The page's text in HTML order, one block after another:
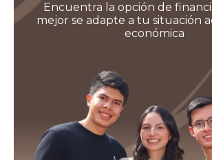
Encuentra la opción de
mejor se adapte a tu situación
económica